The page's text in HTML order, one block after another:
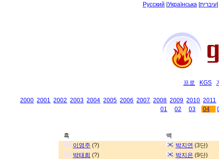
Русский Українська עיברית
프로 KGS
2000 2001 2002 2003 2004 2005 2006 2007 2008 2009 2010 2011
01
02 03 04
흑
백
이영주 (?) 박지연 (3단)
박태희 (?) 박지은 (9단)